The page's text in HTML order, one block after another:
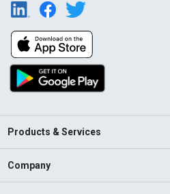
Products & Services
Company